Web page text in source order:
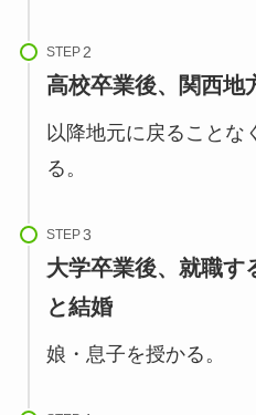
STEP
高校卒業後、関西地
以降地元に戻ることな
る。
STEP
大学卒業後、就職す
と結婚
娘・息子を授かる。